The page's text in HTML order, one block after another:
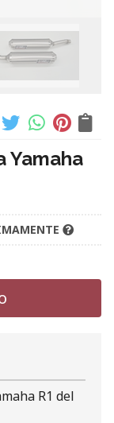
Yamaha
R1 del